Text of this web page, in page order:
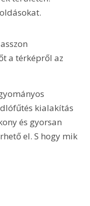
a térképről az
kialakítás
és gyorsan
el. S hogy mik